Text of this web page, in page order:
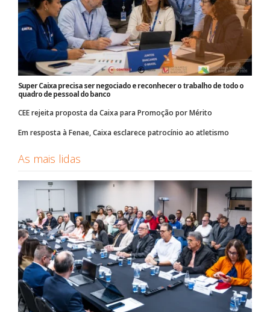
Super Caixa precisa ser negociado e reconhecer o trabalho de todo o
quadro de pessoal do banco
CEE rejeita proposta da Caixa para Promoção por Mérito
Em resposta à Fenae, Caixa esclarece patrocínio ao atletismo
As mais lidas